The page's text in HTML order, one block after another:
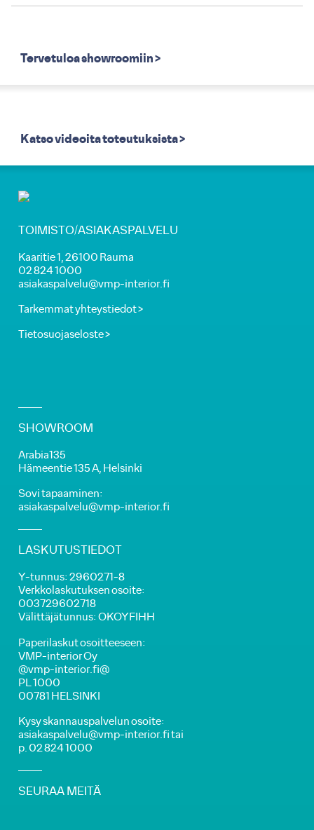
Tervetuloa showroomiin >
Katso videoita toteutuksista >
TOIMISTO/ASIAKASPALVELU
Kaaritie 1, 26100 Rauma
02 824 1000
asiakaspalvelu@vmp-interior.fi
Tarkemmat yhteystiedot >
Tietosuojaseloste >
SHOWROOM
Arabia135
Hämeentie 135 A, Helsinki
Sovi tapaaminen:
asiakaspalvelu@vmp-interior.fi
LASKUTUSTIEDOT
Y-tunnus: 2960271-8
Verkkolaskutuksen osoite:
003729602718
Välittäjätunnus: OKOYFIHH
Paperilaskut osoitteeseen:
VMP-interior Oy
@vmp-interior.fi@
PL 1000
00781 HELSINKI
Kysy skannauspalvelun osoite:
asiakaspalvelu@vmp-interior.fi tai
p. 02 824 1000
SEURAA MEITÄ